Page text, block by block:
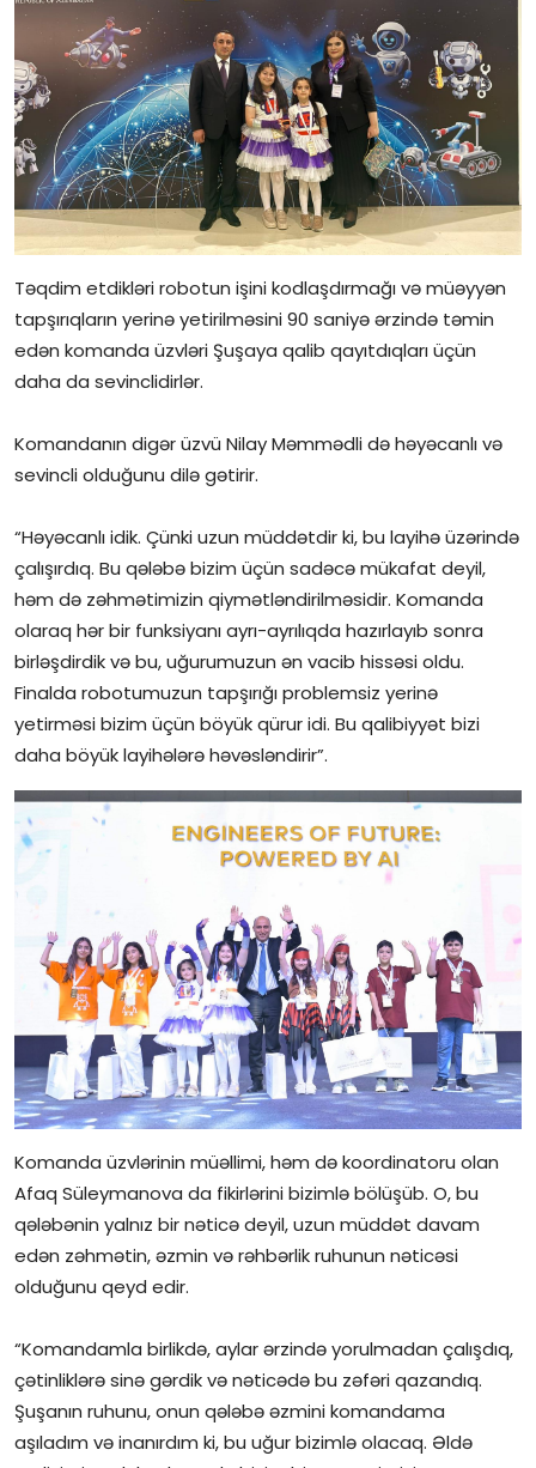
Təqdim etdikləri robotun işini kodlaşdırmağı və müəyyən
tapşırıqların yerinə yetirilməsini 90 saniyə ərzində təmin
edən komanda üzvləri Şuşaya qalib qayıtdıqları üçün
daha da sevinclidirlər.
Komandanın digər üzvü Nilay Məmmədli də həyəcanlı və
sevincli olduğunu dilə gətirir.
“Həyəcanlı idik. Çünki uzun müddətdir ki, bu layihə üzərində
çalışırdıq. Bu qələbə bizim üçün sadəcə mükafat deyil,
həm də zəhmətimizin qiymətləndirilməsidir. Komanda
olaraq hər bir funksiyanı ayrı-ayrılıqda hazırlayıb sonra
birləşdirdik və bu, uğurumuzun ən vacib hissəsi oldu.
Finalda robotumuzun tapşırığı problemsiz yerinə
yetirməsi bizim üçün böyük qürur idi. Bu qalibiyyət bizi
daha böyük layihələrə həvəsləndirir”.
Komanda üzvlərinin müəllimi, həm də koordinatoru olan
Afaq Süleymanova da fikirlərini bizimlə bölüşüb. O, bu
qələbənin yalnız bir nəticə deyil, uzun müddət davam
edən zəhmətin, əzmin və rəhbərlik ruhunun nəticəsi
olduğunu qeyd edir.
“Komandamla birlikdə, aylar ərzində yorulmadan çalışdıq,
çətinliklərə sinə gərdik və nəticədə bu zəfəri qazandıq.
Şuşanın ruhunu, onun qələbə əzmini komandama
aşıladım və inanırdım ki, bu uğur bizimlə olacaq. Əldə